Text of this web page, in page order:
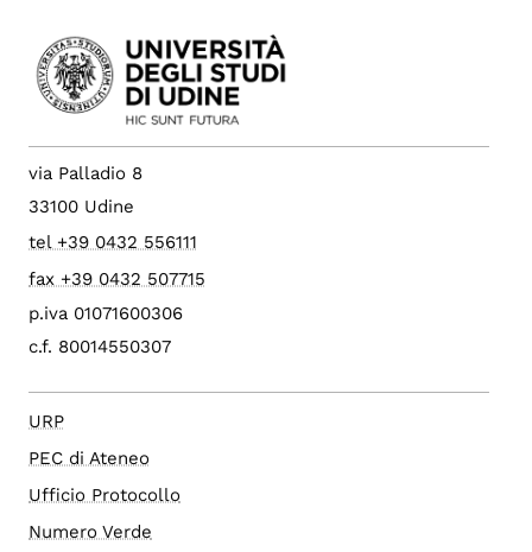
via Palladio 8
33100 Udine
tel +39 0432 556111
fax +39 0432 507715
p.iva 01071600306
c.f. 80014550307
URP
PEC di Ateneo
Ufficio Protocollo
Numero Verde